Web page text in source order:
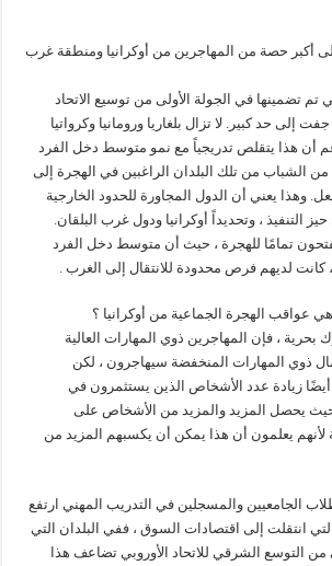
أكبر حصة من المهاجرين من أوكرانيا ومنطقة غرب
تم تضمينها في الجولة الأولى من توسيع الاتحاد
إلى حد كبير. لا تزال بلغاريا ورومانيا وكرواتيا
أن هذا يتقلص تدريجياً مع نمو متوسط دخل الفرد
من الشباب من تلك البلدان الراغبين في الهجرة إلى
وهذا يعني أن الدول المجاورة للحدود الخارجية
التنفيذ ، وتحديداً أوكرانيا ودول غرب البلقان.
تمامًا للهجرة ، حيث أن متوسط دخل الفرد
لديهم فرص محدودة للانتقال إلى الغرب .
عواقب الهجرة الجماعية من أوكرانيا ؟
بحرية ، فإن المهاجرين ذوي المهارات العالية
ذوي المهارات المنخفضة سيهاجرون ، لكن
زيادة عدد الأشخاص الذين يستثمرون في
يحصل المزيد والمزيد من الأشخاص على
لأنهم يعلمون أن هذا يمكن أن يكسبهم المزيد من
الجامعيين والمسجلين في التدريب المهني ارتفع
انتقلت إلى اقتصادات السوق ، ففي البلدان التي
من التوسع الشرقي للاتحاد الأوروبي تضاعف هذا